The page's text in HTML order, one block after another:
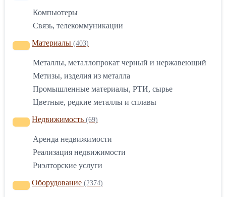
Компьютеры
Связь, телекоммуникации
Материалы (403)
Металлы, металлопрокат черный и нержавеющий
Метизы, изделия из металла
Промышленные материалы, РТИ, сырье
Цветные, редкие металлы и сплавы
Недвижимость (69)
Аренда недвижимости
Реализация недвижимости
Риэлторские услуги
Оборудование (2374)